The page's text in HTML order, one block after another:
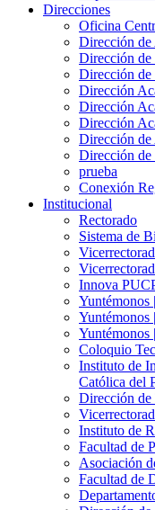
Direcciones
Oficina
Dirección de
Dirección de
Dirección
Dirección
Dirección
Dirección
Dirección de
Dirección de
prueba
Conexión
Institucional
Rectorado
Sistema de
Innova
Coloquio
Instituto de
Católica del
Dirección de
Instituto de
Facultad de
Asociación
Facultad de